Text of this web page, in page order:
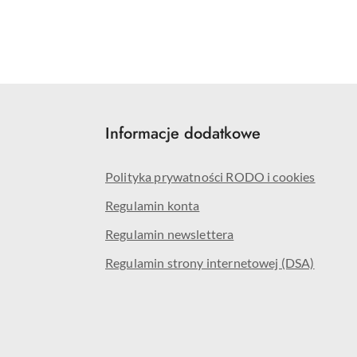
Informacje dodatkowe
Polityka prywatności RODO i cookies
Regulamin konta
Regulamin newslettera
Regulamin strony internetowej (DSA)